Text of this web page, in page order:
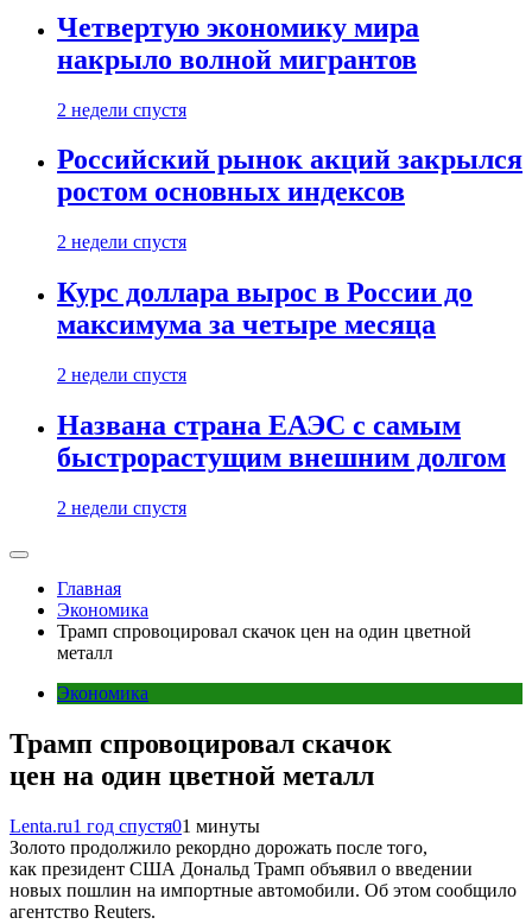
Четвертую экономику мира
накрыло волной мигрантов
2 недели спустя
Российский рынок акций закрылся
ростом основных индексов
2 недели спустя
Курс доллара вырос в России до
максимума за четыре месяца
2 недели спустя
Названа страна ЕАЭС с самым
быстрорастущим внешним долгом
2 недели спустя
Главная
Экономика
Трамп спровоцировал скачок цен на один цветной
металл
Экономика
Трамп спровоцировал скачок
цен на один цветной металл
Lenta.ru1 год спустя01 минуты
Золото продолжило рекордно дорожать после того,
как президент США Дональд Трамп объявил о введении
новых пошлин на импортные автомобили. Об этом сообщило
агентство Reuters.